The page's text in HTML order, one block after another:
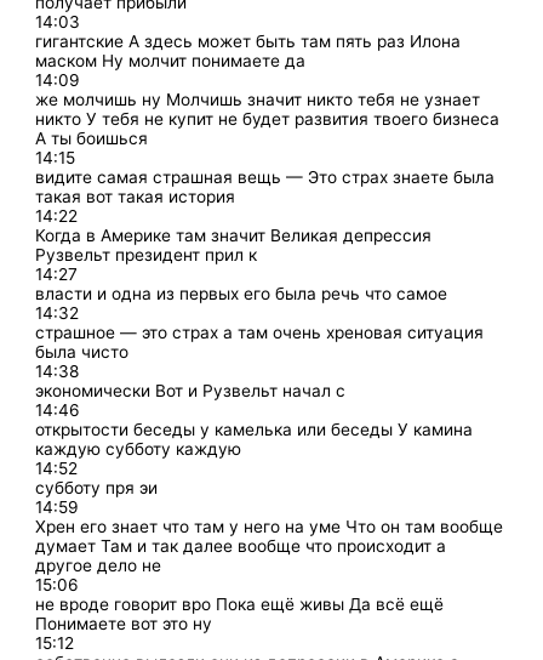
14:03
гигантские А здесь может быть там пять раз Илона
маском Ну молчит понимаете да
14:09
же молчишь ну Молчишь значит никто тебя не узнает
никто У тебя не купит не будет развития твоего бизнеса
А ты боишься
14:15
видите самая страшная вещь — Это страх знаете была
такая вот такая история
14:22
Когда в Америке там значит Великая депрессия
Рузвельт президент прил к
14:27
власти и одна из первых его была речь что самое
14:32
страшное — это страх а там очень хреновая ситуация
была чисто
14:38
экономически Вот и Рузвельт начал с
14:46
открытости беседы у камелька или беседы У камина
каждую субботу каждую
14:52
субботу пря эи
14:59
Хрен его знает что там у него на уме Что он там вообще
думает Там и так далее вообще что происходит а
другое дело не
15:06
не вроде говорит вро Пока ещё живы Да всё ещё
Понимаете вот это ну
15:12